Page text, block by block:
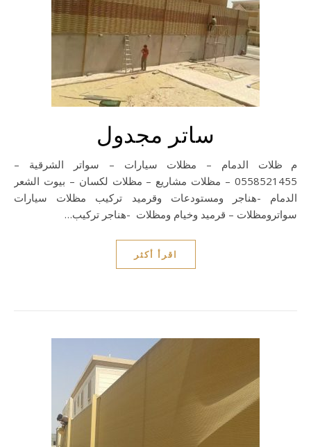
ساتر مجدول
مظلات الدمام – مظلات سيارات – سواتر الشرقية –
0558521455 – مظلات مشاريع – مظلات لكسان – بيوت الشعر
الدمام -هناجر ومستودعات وقرميد تركيب مظلات سيارات
سواترومظلات – قرميد وخيام ومظلات -هناجر تركيب…
اقرأ أكثر